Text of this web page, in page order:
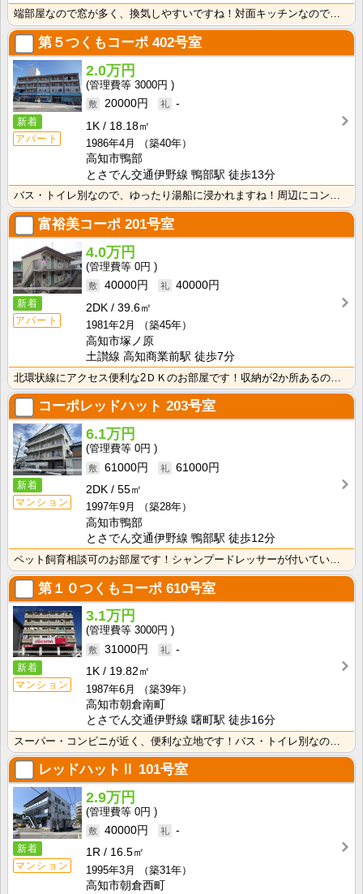
端部屋なので窓が多く、換気しやすいですね！対面キッチンなのでお料理中の視野も開放的♪ バス・トイレ別･･･
第５つくもコーポ 402号室
新着
アパート
2.0万円
3000円
20000円
-
1K
18.18㎡
1986年4月
（築40年）
高知市鴨部
とさでん交通伊野線 鴨部駅 徒歩13分
バス・トイレ別なので、ゆったり湯船に浸かれますね！周辺にコンビニやスーパー、飲食店がり生活に困りませ･･･
富裕美コーポ 201号室
新着
アパート
4.0万円
0円
40000円
40000円
2DK
39.6㎡
1981年2月
（築45年）
高知市塚ノ原
土讃線 高知商業前駅 徒歩7分
コーポレッドハット 203号室
新着
マンション
6.1万円
0円
61000円
61000円
2DK
55㎡
1997年9月
（築28年）
高知市鴨部
とさでん交通伊野線 鴨部駅 徒歩12分
第１０つくもコーポ 610号室
新着
マンション
3.1万円
3000円
31000円
-
1K
19.82㎡
1987年6月
（築39年）
高知市朝倉南町
とさでん交通伊野線 曙町駅 徒歩16分
レッドハットⅡ 101号室
新着
マンション
2.9万円
0円
40000円
-
1R
16.5㎡
1995年3月
（築31年）
高知市朝倉西町